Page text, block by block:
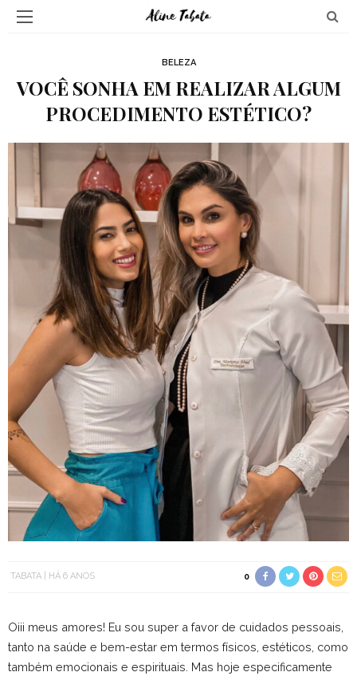
BELEZA
VOCÊ SONHA EM REALIZAR ALGUM
PROCEDIMENTO ESTÉTICO?
TABATA HÁ 6 ANOS 0
Oiii meus amores! Eu sou super a favor de cuidados pessoais,
tanto na saúde e bem-estar em termos físicos, estéticos, como
também emocionais e espirituais. Mas hoje especificamente